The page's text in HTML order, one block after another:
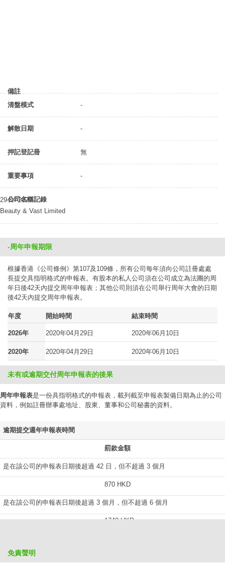
備註
清盤模式
-
解散日期 -
押記登記冊 無
重要事項 -
公司名稱記錄
29-04-2020
Beauty & Vast Limited
-周年申報期限
根據香港《公司條例》第107及109條，所有公司每年須向公司註冊處處
長提交具指明格式的申報表。有股本的私人公司須在公司成立為法團的周
年日後42天內提交周年申報表；其他公司則須在公司舉行周年大會的日期
後42天內提交周年申報表。
年度 開始時間 結束時間
2026年 2020年04月29日 2020年06月10日
2020年 2020年04月29日 2020年06月10日
未有或逾期交付周年申報表的後果
周年申報表是一份具指明格式的申報表，載列截至申報表製備日期為止的公司
資料，例如註冊辦事處地址、股東、董事和公司秘書的資料。
逾期提交週年申報表時間
罰款金額
是在該公司的申報表日期後超過 42 日，但不超過 3 個月
870 HKD
是在該公司的申報表日期後超過 3 個月，但不超過 6 個月
1740 HKD
免責聲明